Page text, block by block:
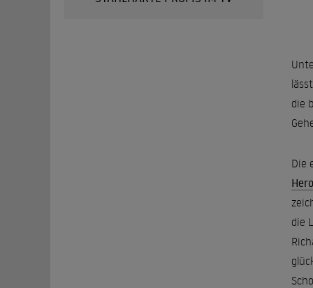
die
Die
Hero
die